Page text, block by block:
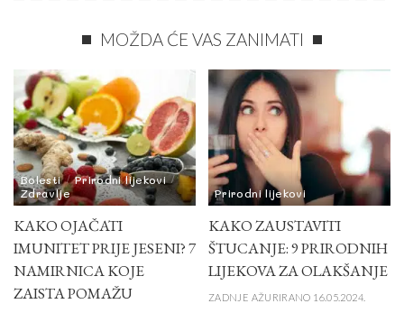
MOŽDA ĆE VAS ZANIMATI
Bolesti
Prirodni lijekovi
Zdravlje
KAKO OJAČATI
IMUNITET PRIJE JESENI? 7
NAMIRNICA KOJE
ZAISTA POMAŽU
Prirodni lijekovi
KAKO ZAUSTAVITI
ŠTUCANJE: 9 PRIRODNIH
LIJEKOVA ZA OLAKŠANJE
ZADNJE AŽURIRANO 16.05.2024.